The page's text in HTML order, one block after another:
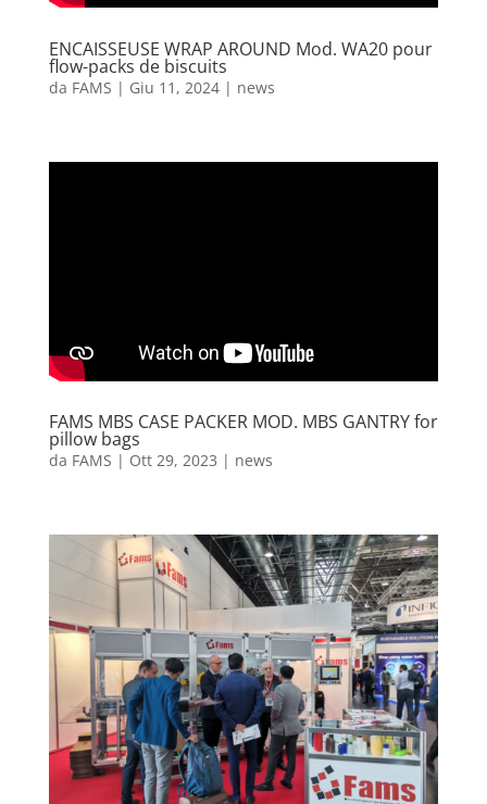
ENCAISSEUSE WRAP AROUND Mod. WA20 pour
flow-packs de biscuits
da FAMS | Giu 11, 2024| news
FAMS MBS CASE PACKER MOD. MBS GANTRY for
pillow bags
da FAMS | Ott 29, 2023 | news